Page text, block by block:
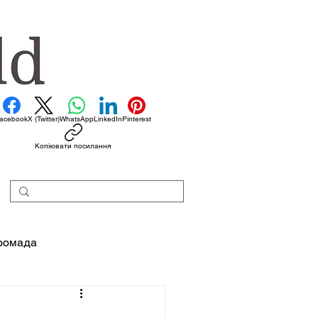
X (Twitter)WhatsAppLinkedInPinterest
Копіювати посилання